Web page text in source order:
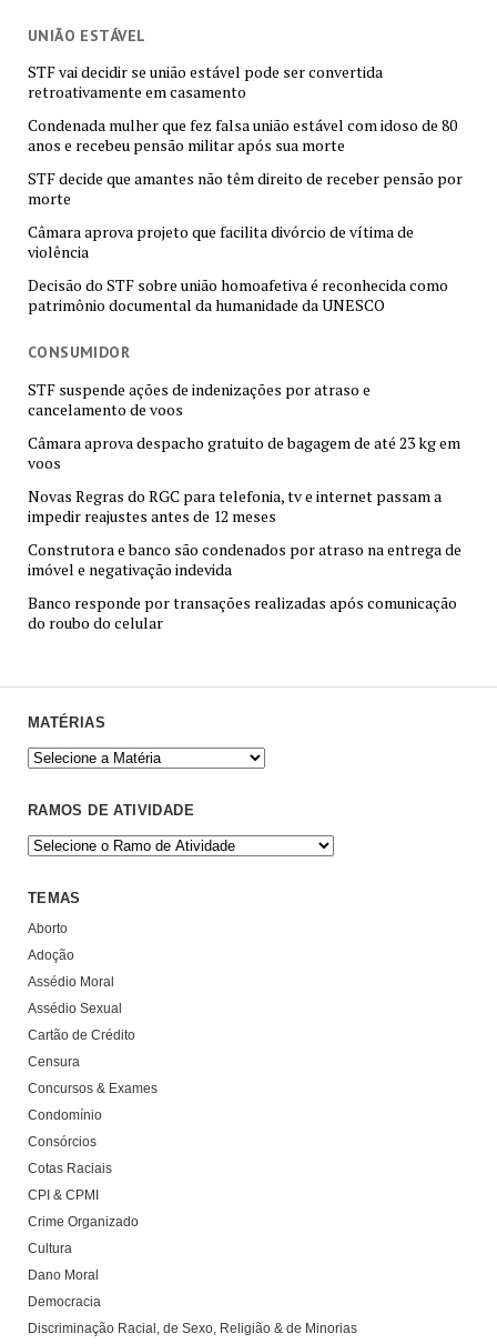
UNIÃO ESTÁVEL
STF vai decidir se união estável pode ser convertida
retroativamente em casamento
Condenada mulher que fez falsa união estável com idoso de 80
anos e recebeu pensão militar após sua morte
STF decide que amantes não têm direito de receber pensão por
morte
Câmara aprova projeto que facilita divórcio de vítima de
violência
Decisão do STF sobre união homoafetiva é reconhecida como
patrimônio documental da humanidade da UNESCO
CONSUMIDOR
STF suspende ações de indenizações por atraso e
cancelamento de voos
Câmara aprova despacho gratuito de bagagem de até 23 kg em
voos
Novas Regras do RGC para telefonia, tv e internet passam a
impedir reajustes antes de 12 meses
Construtora e banco são condenados por atraso na entrega de
imóvel e negativação indevida
Banco responde por transações realizadas após comunicação
do roubo do celular
MATÉRIAS
RAMOS DE ATIVIDADE
TEMAS
Aborto
Adoção
Assédio Moral
Assédio Sexual
Cartão de Crédito
Censura
Concursos & Exames
Condomínio
Consórcios
Cotas Raciais
CPI & CPMI
Crime Organizado
Cultura
Dano Moral
Democracia
Discriminação Racial, de Sexo, Religião & de Minorias